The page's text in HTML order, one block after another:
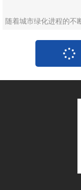
随着城市绿化进程的不